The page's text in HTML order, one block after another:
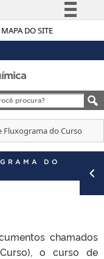
MAPA DO SITE
Simplifique!
Legislação
Canais
Fluxograma do Curso
DO
chamados
o curso de